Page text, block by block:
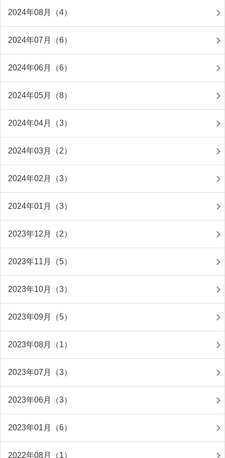
2024年08月（4）
2024年07月（6）
2024年06月（6）
2024年05月（8）
2024年04月（3）
2024年03月（2）
2024年02月（3）
2024年01月（3）
2023年12月（2）
2023年11月（5）
2023年10月（3）
2023年09月（5）
2023年08月（1）
2023年07月（3）
2023年06月（3）
2023年01月（6）
2022年08月（1）